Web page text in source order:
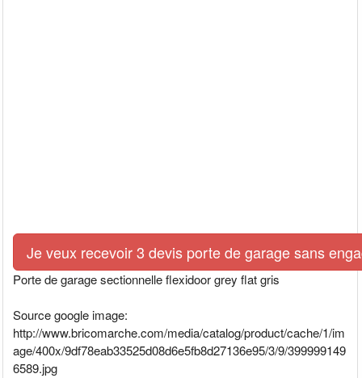
Je veux recevoir 3 devis porte de garage sans
Porte de garage sectionnelle flexidoor grey flat gris
Source google image:
http://www.bricomarche.com/media/catalog/product/cache/1/im
age/400x/9df78eab33525d08d6e5fb8d27136e95/3/9/399999149
6589.jpg